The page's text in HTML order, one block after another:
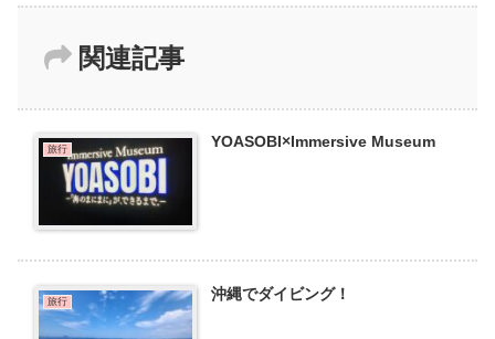
関連記事
旅行 YOASOBI×Immersive Museum
旅行 沖縄でダイビング！